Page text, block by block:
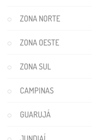
ZONA NORTE
ZONA OESTE
ZONA SUL
CAMPINAS
GUARUJÁ